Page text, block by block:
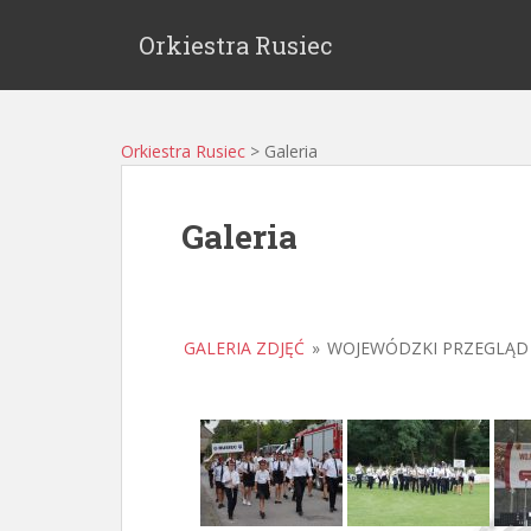
Orkiestra Rusiec
Orkiestra Rusiec > Galeria
Galeria
GALERIA ZDJĘĆ » WOJEWÓDZKI